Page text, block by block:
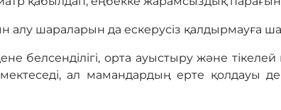
алу шараларын да ескерусіз қалдырмауға
белсенділігі, орта ауыстыру және
ал мамандардың ерте қолдауы